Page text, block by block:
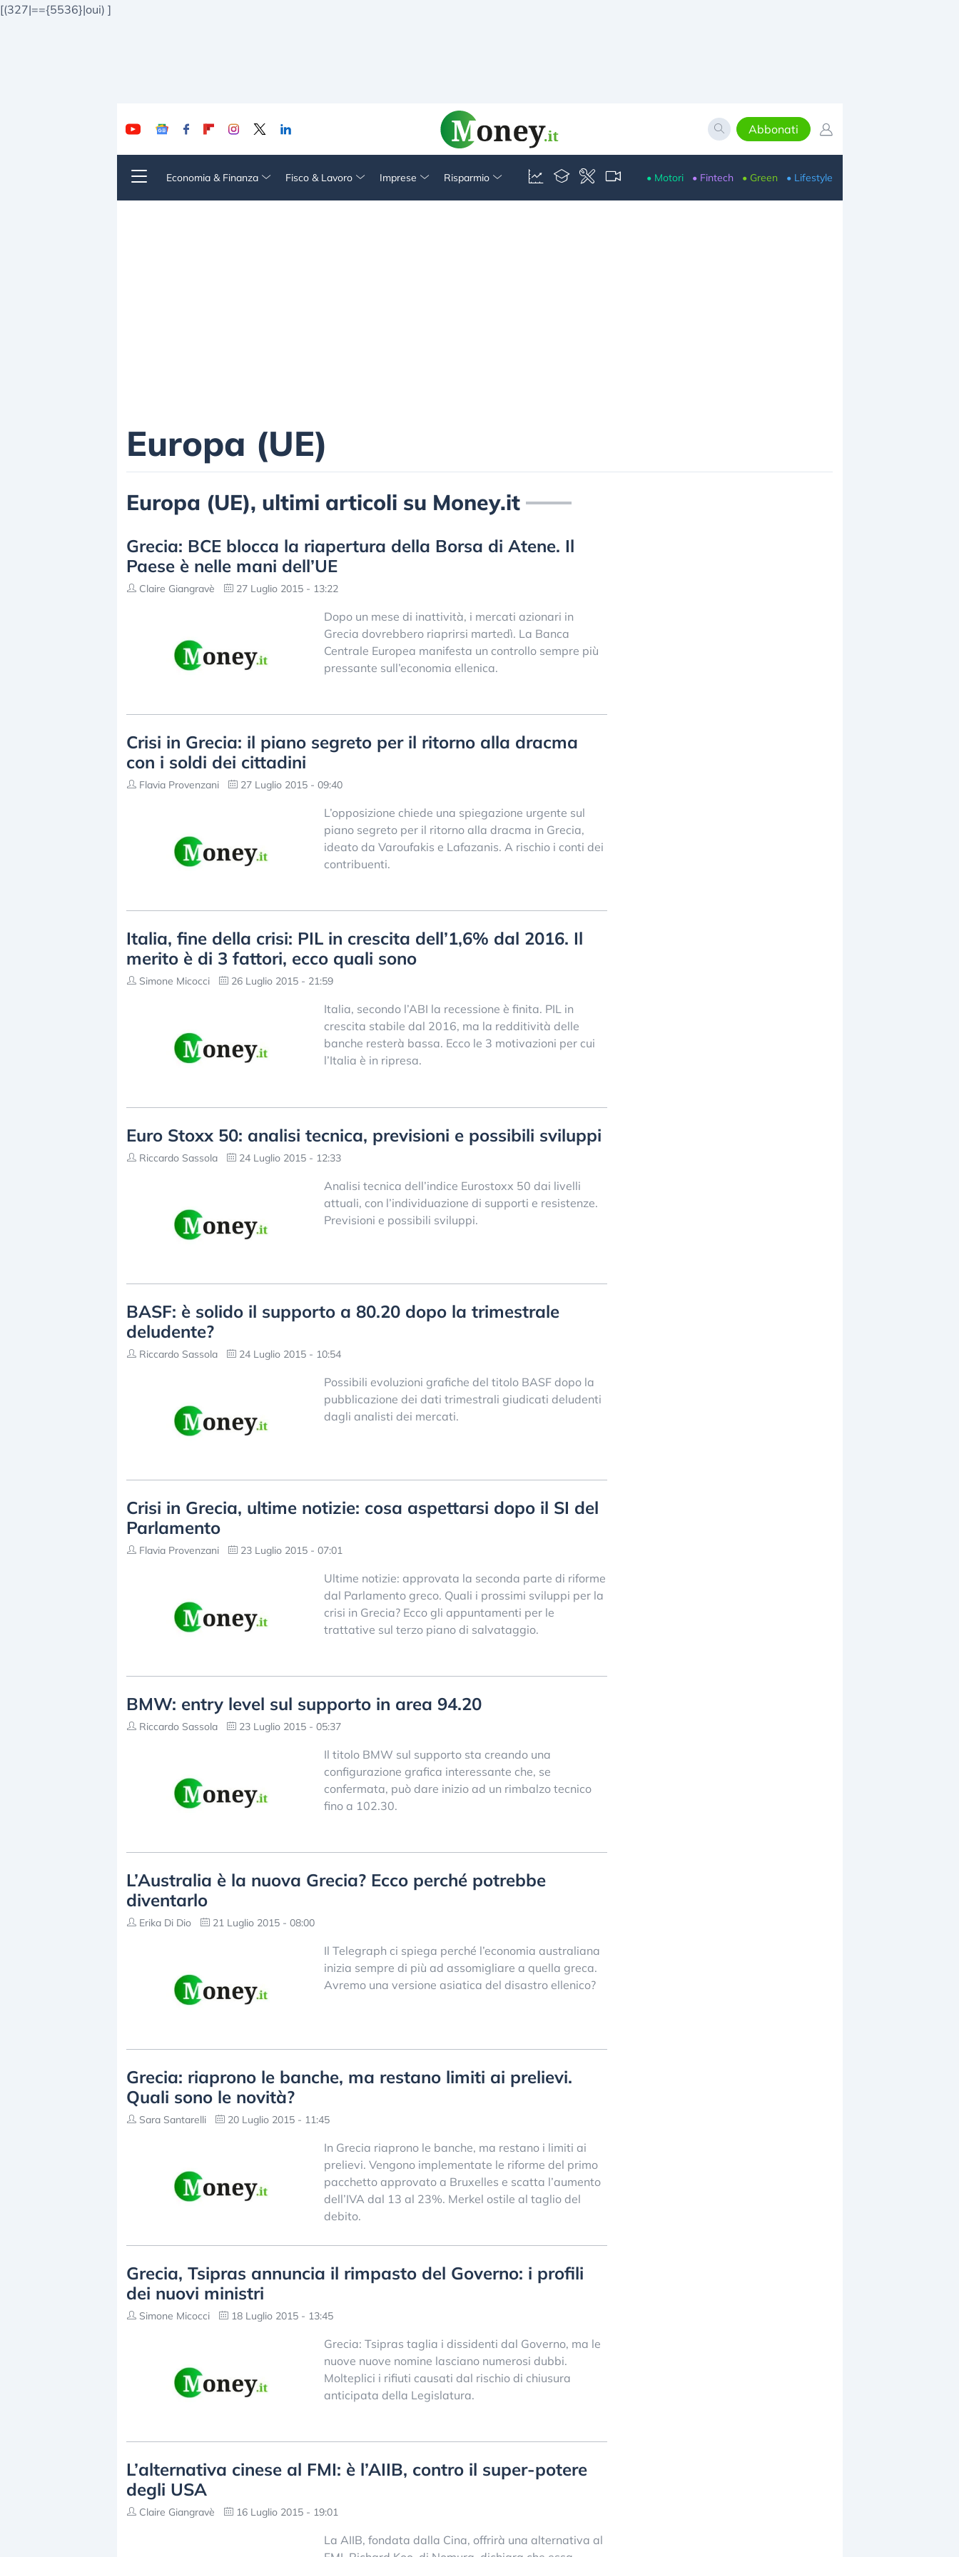
[(327|=={5536}|oui) ]
Abbonati
Economia & Finanza Fisco & Lavoro Imprese Risparmio • Motori • Fintech • Green • Lifestyle
Europa (UE)
Europa (UE), ultimi articoli su Money.it
Grecia: BCE blocca la riapertura della Borsa di Atene. Il
Paese è nelle mani dell’UE
Claire Giangravè 27 Luglio 2015 - 13:22
Dopo un mese di inattività, i mercati azionari in
Grecia dovrebbero riaprirsi martedì. La Banca
Centrale Europea manifesta un controllo sempre più
pressante sull’economia ellenica.
Crisi in Grecia: il piano segreto per il ritorno alla dracma
con i soldi dei cittadini
Flavia Provenzani 27 Luglio 2015 - 09:40
L’opposizione chiede una spiegazione urgente sul
piano segreto per il ritorno alla dracma in Grecia,
ideato da Varoufakis e Lafazanis. A rischio i conti dei
contribuenti.
Italia, fine della crisi: PIL in crescita dell’1,6% dal 2016. Il
merito è di 3 fattori, ecco quali sono
Simone Micocci 26 Luglio 2015 - 21:59
Italia, secondo l’ABI la recessione è finita. PIL in
crescita stabile dal 2016, ma la redditività delle
banche resterà bassa. Ecco le 3 motivazioni per cui
l’Italia è in ripresa.
Euro Stoxx 50: analisi tecnica, previsioni e possibili sviluppi
Riccardo Sassola 24 Luglio 2015 - 12:33
Analisi tecnica dell’indice Eurostoxx 50 dai livelli
attuali, con l’individuazione di supporti e resistenze.
Previsioni e possibili sviluppi.
BASF: è solido il supporto a 80.20 dopo la trimestrale
deludente?
Riccardo Sassola 24 Luglio 2015 - 10:54
Possibili evoluzioni grafiche del titolo BASF dopo la
pubblicazione dei dati trimestrali giudicati deludenti
dagli analisti dei mercati.
Crisi in Grecia, ultime notizie: cosa aspettarsi dopo il SI del
Parlamento
Flavia Provenzani 23 Luglio 2015 - 07:01
Ultime notizie: approvata la seconda parte di riforme
dal Parlamento greco. Quali i prossimi sviluppi per la
crisi in Grecia? Ecco gli appuntamenti per le
trattative sul terzo piano di salvataggio.
BMW: entry level sul supporto in area 94.20
Riccardo Sassola 23 Luglio 2015 - 05:37
Il titolo BMW sul supporto sta creando una
configurazione grafica interessante che, se
confermata, può dare inizio ad un rimbalzo tecnico
fino a 102.30.
L’Australia è la nuova Grecia? Ecco perché potrebbe
diventarlo
Erika Di Dio 21 Luglio 2015 - 08:00
Il Telegraph ci spiega perché l’economia australiana
inizia sempre di più ad assomigliare a quella greca.
Avremo una versione asiatica del disastro ellenico?
Grecia: riaprono le banche, ma restano limiti ai prelievi.
Quali sono le novità?
Sara Santarelli 20 Luglio 2015 - 11:45
In Grecia riaprono le banche, ma restano i limiti ai
prelievi. Vengono implementate le riforme del primo
pacchetto approvato a Bruxelles e scatta l’aumento
dell’IVA dal 13 al 23%. Merkel ostile al taglio del
debito.
Grecia, Tsipras annuncia il rimpasto del Governo: i profili
dei nuovi ministri
Simone Micocci 18 Luglio 2015 - 13:45
Grecia: Tsipras taglia i dissidenti dal Governo, ma le
nuove nuove nomine lasciano numerosi dubbi.
Molteplici i rifiuti causati dal rischio di chiusura
anticipata della Legislatura.
L’alternativa cinese al FMI: è l’AIIB, contro il super-potere
degli USA
Claire Giangravè 16 Luglio 2015 - 19:01
La AIIB, fondata dalla Cina, offrirà una alternativa al